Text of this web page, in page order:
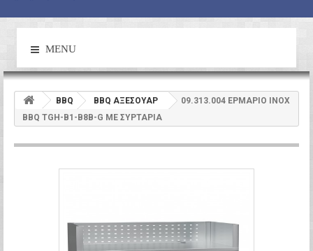
MENU
BBQ BBQ ΑΞΕΣΟΥΑΡ
09.313.004 ΕΡΜΑΡΙΟ INOX
BBQ TGH-B1-B8B-G ΜΕ ΣΥΡΤΑΡΙΑ